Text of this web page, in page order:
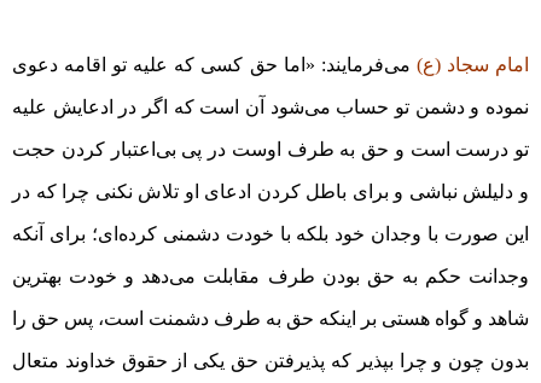
امام سجاد (ع) می‌فرمایند: «اما حق کسی که علیه تو اقامه دعوی
نموده و دشمن تو حساب می‌شود آن است که اگر در ادعایش علیه
تو درست است و حق به طرف اوست در پی بی‌اعتبار کردن حجت
و دلیلش نباشی و برای باطل کردن ادعای او تلاش نکنی چرا که‌ در
این صورت با وجدان خود بلکه با خودت دشمنی کرده‌ای؛ برای آنکه
وجدانت حکم به حق بودن طرف مقابلت می‌دهد و خودت بهترین
شاهد و گواه هستی بر اینکه حق به طرف دشمنت است، پس حق را
بدون چون و چرا بپذیر که پذیرفتن حق یکی از حقوق خداوند متعال